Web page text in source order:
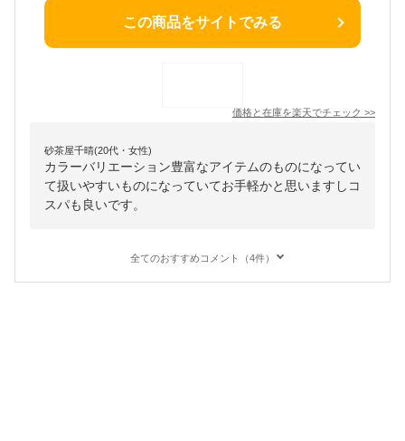
この商品をサイトでみる
価格と在庫を楽天でチェック >>
砂茶屋千晴(20代・女性)
カラーバリエーション豊富なアイテムのものになってい
て扱いやすいものになっていてお手軽かと思いますしコ
スパも良いです。
全てのおすすめコメント（4件）